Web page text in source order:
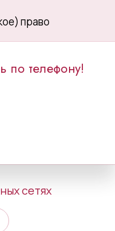
право
по телефону!
сетях